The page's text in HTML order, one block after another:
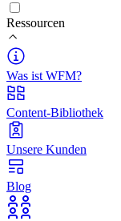
Ressourcen
Was ist WFM?
Content-Bibliothek
Unsere Kunden
Blog